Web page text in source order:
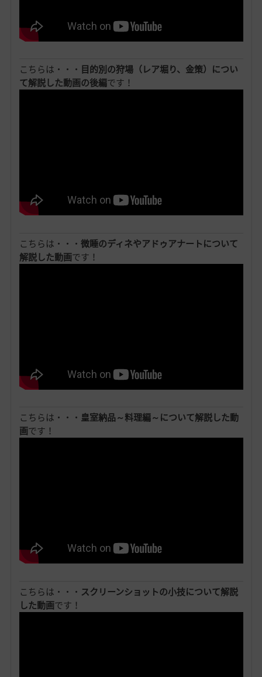
こちらは・・・ 目的別の狩場（レア堀り、金策）につい
て解説した動画の後編です！
こちらは・・・ 微睡のディネやアドゥアナートについて
解説した動画です！
こちらは・・・ 皇室納品～料理編～について解説した動
画です！
こちらは・・・ スクリーンショットの小技について解説
した動画です！